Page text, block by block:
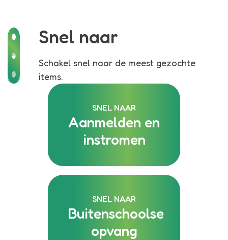
Snel naar
Schakel snel naar de meest gezochte
items.
SNEL NAAR
Aanmelden en
instromen
SNEL NAAR
Buitenschoolse
opvang